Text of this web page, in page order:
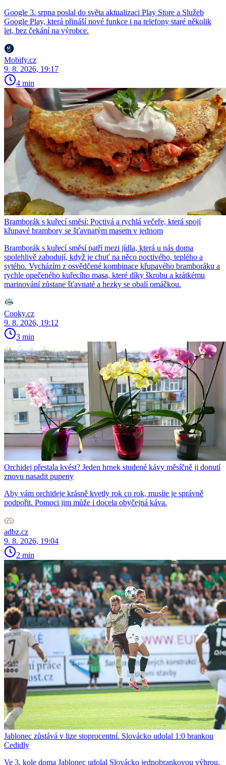
Google 3. srpna poslal do světa aktualizaci Play Store a Služeb
Google Play, která přináší nové funkce i na telefony staré několik
let, bez čekání na výrobce.
Mobify.cz
9. 8. 2026, 19:17
4 min
Bramborák s kuřecí směsí: Poctivá a rychlá večeře, která spojí
křupavé brambory se šťavnatým masem v jednom
Bramborák s kuřecí směsí patří mezi jídla, která u nás doma
spolehlivě zabodují, když je chuť na něco poctivého, teplého a
sytého. Vycházím z osvědčené kombinace křupavého bramboráku a
rychle opečeného kuřecího masa, které díky škrobu a krátkému
marinování zůstane šťavnaté a hezky se obalí omáčkou.
Cooky.cz
9. 8. 2026, 19:12
3 min
Orchidej přestala kvést? Jeden hrnek studené kávy měsíčně ji donutí
znovu nasadit pupeny
Aby vám orchideje krásně kvetly rok co rok, musíte je správně
podpořit. Pomoci jim může i docela obyčejná káva.
adbz.cz
9. 8. 2026, 19:04
2 min
Jablonec zůstává v lize stoprocentní. Slovácko udolal 1:0 brankou
Cedidly
Ve 3. kole doma Jablonec udolal Slovácko jednobrankovou výhrou.